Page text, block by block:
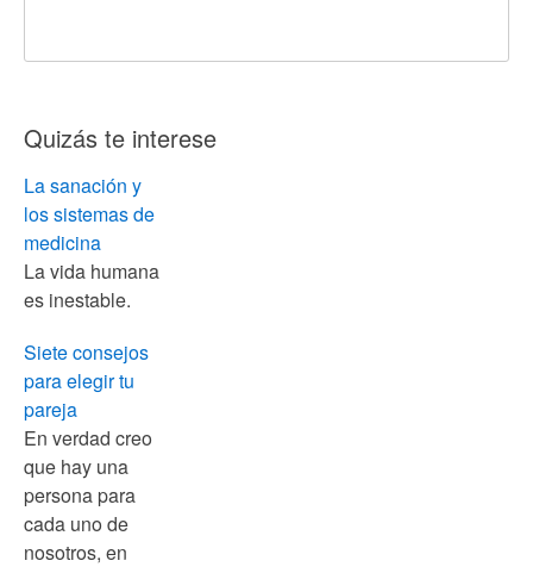
Quizás te interese
La sanación y
los sistemas de
medicina
La vida humana
es inestable.
Siete consejos
para elegir tu
pareja
En verdad creo
que hay una
persona para
cada uno de
nosotros, en